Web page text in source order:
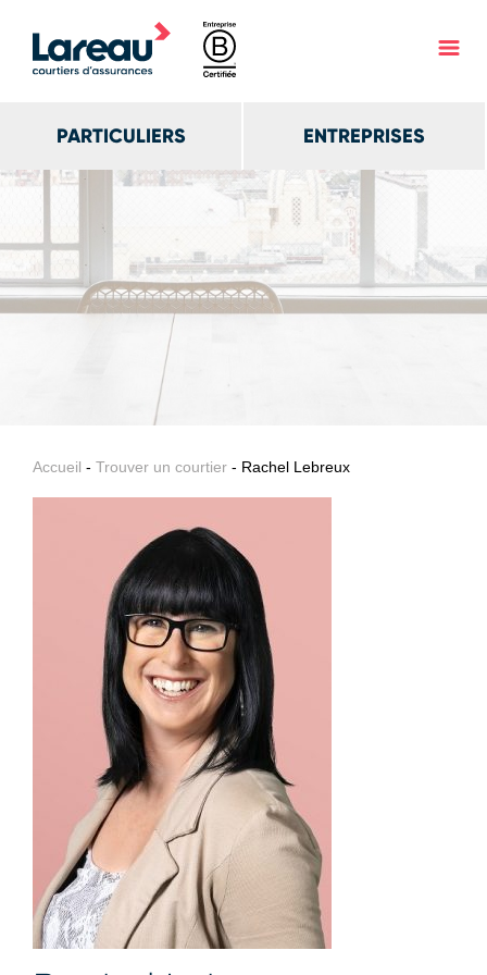
PARTICULIERS ENTREPRISES
Accueil - Trouver un courtier - Rachel Lebreux